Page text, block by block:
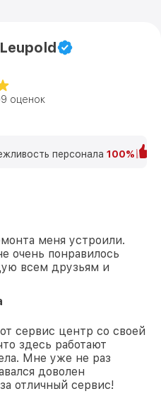
оценок
персонала 100%
меня устроили.
очень понравилось
всем друзьям и
сервис центр со своей
здесь работают
Мне уже не раз
доволен
отличный сервис!